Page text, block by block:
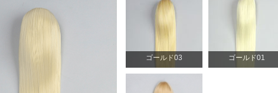
ゴールド03 ゴールド01